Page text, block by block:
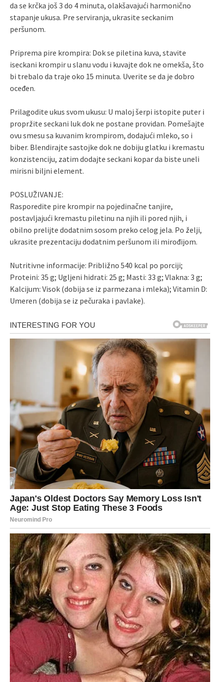
da se krčka još 3 do 4 minuta, olakšavajući harmonično
stapanje ukusa. Pre serviranja, ukrasite seckanim
peršunom.
Priprema pire krompira: Dok se piletina kuva, stavite
iseckani krompir u slanu vodu i kuvajte dok ne omekša, što
bi trebalo da traje oko 15 minuta. Uverite se da je dobro
oceđen.
Prilagodite ukus svom ukusu: U maloj šerpi istopite puter i
propržite seckani luk dok ne postane providan. Pomešajte
ovu smesu sa kuvanim krompirom, dodajući mleko, so i
biber. Blendirajte sastojke dok ne dobiju glatku i kremastu
konzistenciju, zatim dodajte seckani kopar da biste uneli
mirisni biljni element.
POSLUŽIVANJE:
Rasporedite pire krompir na pojedinačne tanjire,
postavljajući kremastu piletinu na njih ili pored njih, i
obilno prelijte dodatnim sosom preko celog jela. Po želji,
ukrasite prezentaciju dodatnim peršunom ili mirođijom.
Nutritivne informacije: Približno 540 kcal po porciji;
Proteini: 35 g; Ugljeni hidrati: 25 g; Masti: 33 g; Vlakna: 3 g;
Kalcijum: Visok (dobija se iz parmezana i mleka); Vitamin D:
Umeren (dobija se iz pečuraka i pavlake).